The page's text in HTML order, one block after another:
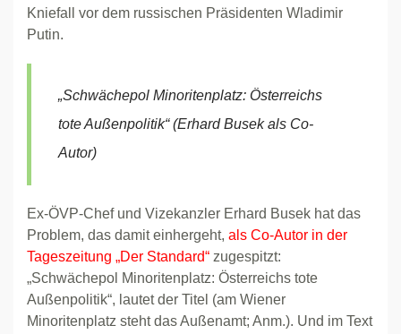
Kniefall vor dem russischen Präsidenten Wladimir
Putin.
„Schwächepol Minoritenplatz: Österreichs
tote Außenpolitik“ (Erhard Busek als Co-
Autor)
Ex-ÖVP-Chef und Vizekanzler Erhard Busek hat das
Problem, das damit einhergeht, als Co-Autor in der
Tageszeitung „Der Standard“ zugespitzt:
„Schwächepol Minoritenplatz: Österreichs tote
Außenpolitik“, lautet der Titel (am Wiener
Minoritenplatz steht das Außenamt; Anm.). Und im Text